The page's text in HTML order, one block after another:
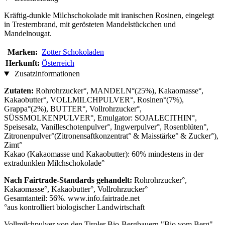
Kräftig-dunkle Milchschokolade mit iranischen Rosinen, eingelegt
in Tresternbrand, mit gerösteten Mandelstückchen und
Mandelnougat.
Marken: Zotter Schokoladen
Herkunft: Österreich
Zusatzinformationen
Zutaten: Rohrohrzucker°, MANDELN°(25%), Kakaomasse°,
Kakaobutter°, VOLLMILCHPULVER°, Rosinen°(7%),
Grappa°(2%), BUTTER°, Vollrohrzucker°,
SÜSSMOLKENPULVER°, Emulgator: SOJALECITHIN°,
Speisesalz, Vanilleschotenpulver°, Ingwerpulver°, Rosenblüten°,
Zitronenpulver°(Zitronensaftkonzentrat° & Maisstärke° & Zucker°),
Zimt°
Kakao (Kakaomasse und Kakaobutter): 60% mindestens in der
extradunklen Milchschokolade°
Nach Fairtrade-Standards gehandelt: Rohrohrzucker°,
Kakaomasse°, Kakaobutter°, Vollrohrzucker°
Gesamtanteil: 56%. www.info.fairtrade.net
°aus kontrolliert biologischer Landwirtschaft